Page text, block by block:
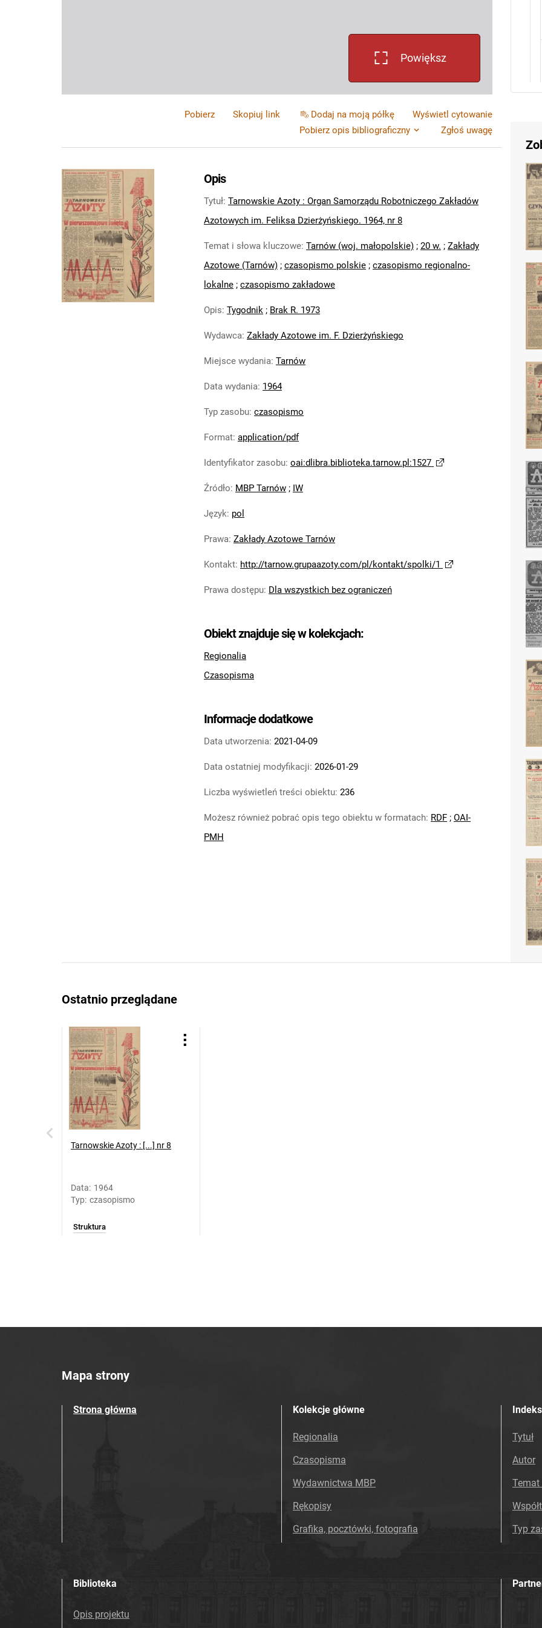
Powiększ
Pobierz Skopiuj link Dodaj na moją półkę
Wyświetl cytowanie
Pobierz opis bibliograficzny
Zgłoś uwagę
Opis
Tytuł: Tarnowskie Azoty : Organ Samorządu Robotniczego Zakładów
Azotowych im. Feliksa Dzierżyńskiego. 1964, nr 8
Temat i słowa kluczowe: Tarnów (woj. małopolskie) ; 20 w. ; Zakłady
Azotowe (Tarnów) ; czasopismo polskie ; czasopismo regionalno-
lokalne ; czasopismo zakładowe
Opis: Tygodnik ; Brak R. 1973
Wydawca: Zakłady Azotowe im. F. Dzierżyńskiego
Miejsce wydania: Tarnów
Data wydania: 1964
Typ zasobu: czasopismo
Format: application/pdf
Identyfikator zasobu: oai:dlibra.biblioteka.tarnow.pl:1527
Źródło: MBP Tarnów ; IW
Język: pol
Prawa: Zakłady Azotowe Tarnów
Kontakt: http://tarnow.grupaazoty.com/pl/kontakt/spolki/1
Prawa dostępu: Dla wszystkich bez ograniczeń
Obiekt znajduje się w kolekcjach:
Regionalia
Czasopisma
Informacje dodatkowe
Data utworzenia: 2021-04-09
Data ostatniej modyfikacji: 2026-01-29
Liczba wyświetleń treści obiektu: 236
Możesz również pobrać opis tego obiektu w formatach: RDF ; OAI-
PMH
Ostatnio przeglądane
Tarnowskie Azoty : [...] nr 8
Data: 1964
Typ: czasopismo
Struktura
Mapa strony
Strona główna Kolekcje główne
Regionalia
Czasopisma
Wydawnictwa MBP
Rękopisy
Grafika, pocztówki, fotografia
Tytuł
Autor
Temat
Typ
Biblioteka
Opis projektu